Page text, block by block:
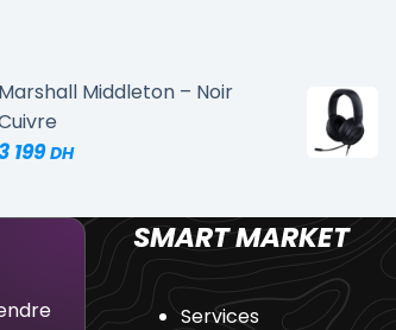
Marshall Middleton – Noir
199
SMART MARKET
Services